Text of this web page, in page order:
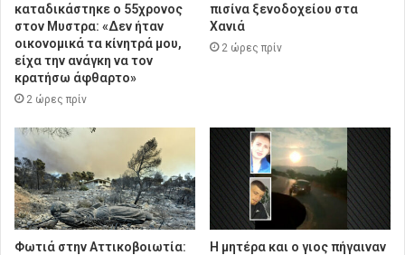
καταδικάστηκε ο 55χρονος
στον Μυστρα: «Δεν ήταν
οικονομικά τα κίνητρά μου,
είχα την ανάγκη να τον
κρατήσω άφθαρτο»
2 ώρες πρίν
πισίνα ξενοδοχείου στα
Χανιά
2 ώρες πρίν
Φωτιά στην Αττικοβοιωτία:
Η μητέρα και ο γιος πήγαιναν